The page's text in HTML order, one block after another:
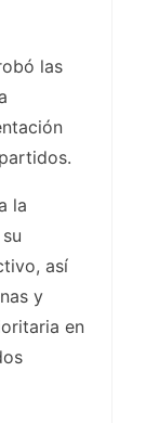
las
la
así
y
en